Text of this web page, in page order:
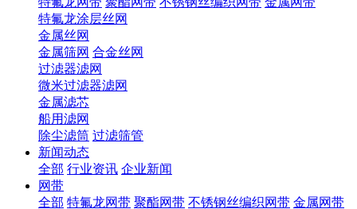
特氟龙涂层丝网
金属丝网
金属筛网 合金丝网
过滤器滤网
微米过滤器滤网
金属滤芯
船用滤网
除尘滤筒 过滤筛管
新闻动态
全部 行业资讯 企业新闻
网带
全部 特氟龙网带 聚酯网带 不锈钢丝编织网带 金属网带